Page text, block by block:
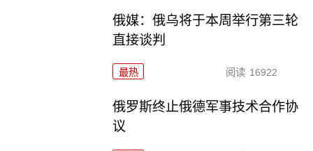
俄媒：俄乌将于本周举行第三轮
直接谈判
最热 阅读 16922
俄罗斯终止俄德军事技术合作协
议